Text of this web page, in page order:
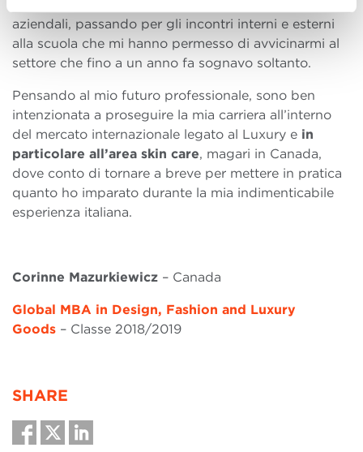
aziendali, passando per gli incontri interni e esterni
alla scuola che mi hanno permesso di avvicinarmi al
settore che fino a un anno fa sognavo soltanto.
Pensando al mio futuro professionale, sono ben
intenzionata a proseguire la mia carriera all’interno
del mercato internazionale legato al Luxury e in
particolare all’area skin care, magari in Canada,
dove conto di tornare a breve per mettere in pratica
quanto ho imparato durante la mia indimenticabile
esperienza italiana.
Corinne Mazurkiewicz – Canada
Global MBA in Design, Fashion and Luxury
Goods – Classe 2018/2019
SHARE